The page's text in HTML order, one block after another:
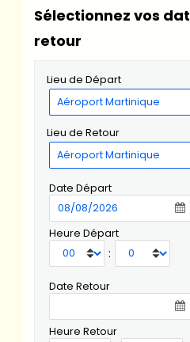
Sélectionnez vos
retour
Lieu de Départ
Lieu de Retour
Date Départ
Heure Départ
:
Date Retour
Heure Retour